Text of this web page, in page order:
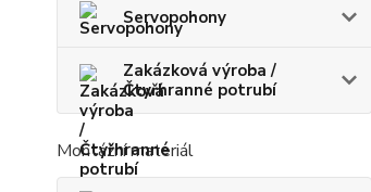
Servopohony
Zakázková výroba /
Čtyřhranné potrubí
Montážní materiál